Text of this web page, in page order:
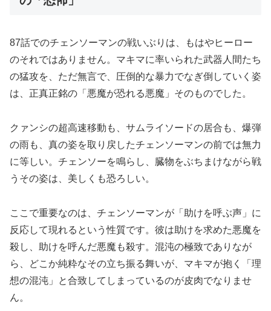
87話でのチェンソーマンの戦いぶりは、もはやヒーロー
のそれではありません。マキマに率いられた武器人間たち
の猛攻を、ただ無言で、圧倒的な暴力でなぎ倒していく姿
は、正真正銘の「悪魔が恐れる悪魔」そのものでした。
クァンシの超高速移動も、サムライソードの居合も、爆弾
の雨も、真の姿を取り戻したチェンソーマンの前では無力
に等しい。チェンソーを鳴らし、臓物をぶちまけながら戦
うその姿は、美しくも恐ろしい。
ここで重要なのは、チェンソーマンが「助けを呼ぶ声」に
反応して現れるという性質です。彼は助けを求めた悪魔を
殺し、助けを呼んだ悪魔も殺す。混沌の極致でありなが
ら、どこか純粋なその立ち振る舞いが、マキマが抱く「理
想の混沌」と合致してしまっているのが皮肉でなりませ
ん。